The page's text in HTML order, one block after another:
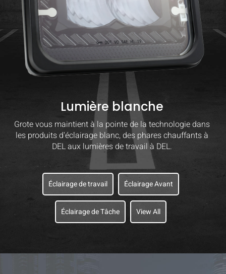
Lumière blanche
Grote vous maintient à la pointe de la technologie dans
les produits d'éclairage blanc, des phares chauffants à
DEL aux lumières de travail à DEL.
Éclairage de travail Éclairage Avant
Éclairage de Tâche View All